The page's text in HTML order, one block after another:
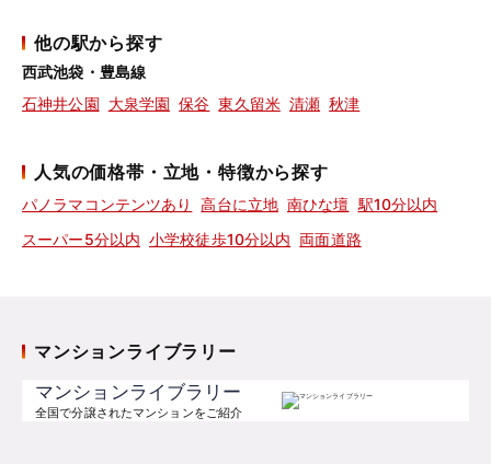
他の駅から探す
西武池袋・豊島線
石神井公園 大泉学園 保谷 東久留米 清瀬 秋津
人気の価格帯・立地・特徴から探す
パノラマコンテンツあり 高台に立地 南ひな壇 駅10分以内
スーパー5分以内 小学校徒歩10分以内 両面道路
マンションライブラリー
マンションライブラリー
全国で分譲されたマンションをご紹介